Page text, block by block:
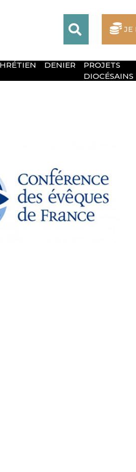
JE
DENIER
PROJETS
DIOCÉSAINS